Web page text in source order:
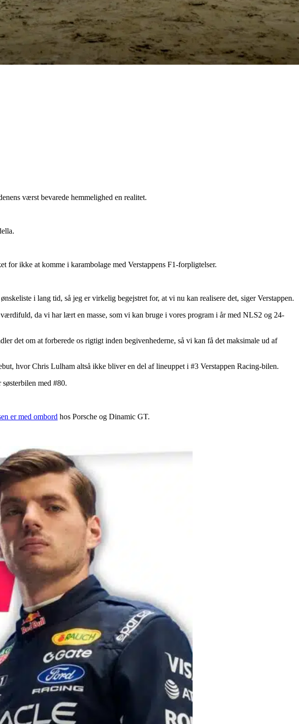
værst bevarede hemmelighed en realitet.
for ikke at komme i karambolage med Verstappens F1-forpligtelser.
i lang tid, så jeg er virkelig begejstret for, at vi nu kan realisere det, siger Verstappen.
da vi har lært en masse, som vi kan bruge i vores program i år med NLS2 og 24-
det om at forberede os rigtigt inden begivenhederne, så vi kan få det maksimale ud af
hvor Chris Lulham altså ikke bliver en del af lineuppet i #3 Verstappen Racing-bilen.
med #80.
er med ombord hos Porsche og Dinamic GT.